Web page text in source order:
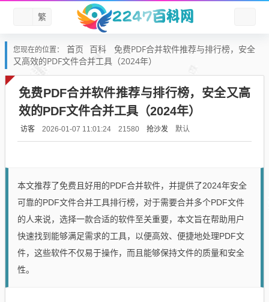
繁
您现在的位置： 首页 百科
免费PDF合并软件推荐与排行榜，安全
又高效的PDF文件合并工具（2024年）
免费PDF合并软件推荐与排行榜，安全又高
效的PDF文件合并工具（2024年）
访客 2026-01-07 11:01:24 21580 抢沙发 默认
本文推荐了免费且好用的PDF合并软件，并提供了2024年安全
可靠的PDF文件合并工具排行榜，对于需要合并多个PDF文件
的人来说，选择一款合适的软件至关重要，本文旨在帮助用户
快速找到能够满足需求的工具，以便高效、便捷地处理PDF文
件，这些软件不仅易于操作，而且能够保持文件的质量和安全
性。